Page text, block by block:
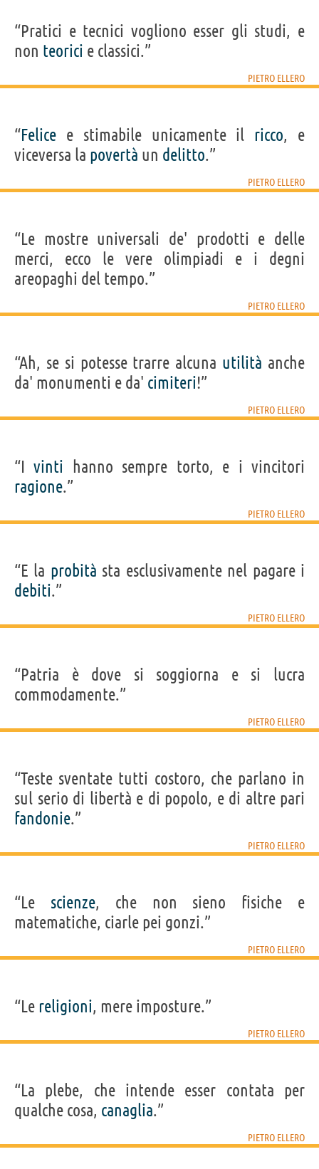
“Pratici e tecnici vogliono esser gli studi, e
non teorici e classici.”
PIETRO ELLERO
“Felice e stimabile unicamente il ricco, e
viceversa la povertà un delitto.”
PIETRO ELLERO
“Le mostre universali de' prodotti e delle
merci, ecco le vere olimpiadi e i degni
areopaghi del tempo.”
PIETRO ELLERO
“Ah, se si potesse trarre alcuna utilità anche
da' monumenti e da' cimiteri!”
PIETRO ELLERO
“Ivinti hanno sempre torto, e i vincitori
ragione.”
PIETRO ELLERO
“E la probità sta esclusivamente nel pagare i
debiti.”
PIETRO ELLERO
“Patria è dove si soggiorna e si lucra
commodamente.”
PIETRO ELLERO
“Teste sventate tutti costoro, che parlano in
sul serio di libertà e di popolo, e di altre pari
fandonie.”
PIETRO ELLERO
“Le scienze, che non sieno fisiche e
matematiche, ciarle pei gonzi.”
PIETRO ELLERO
“Le religioni, mere imposture.”
PIETRO ELLERO
“La plebe, che intende esser contata per
qualche cosa, canaglia.”
PIETRO ELLERO